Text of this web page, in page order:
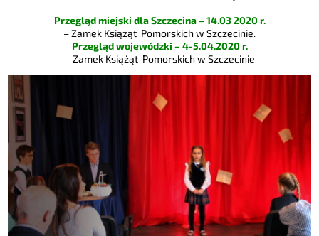
Przegląd miejski dla Szczecina – 14.03 2020 r.
– Zamek Książąt Pomorskich w Szczecinie.
Przegląd wojewódzki – 4-5.04.2020 r.
– Zamek Książąt Pomorskich w Szczecinie